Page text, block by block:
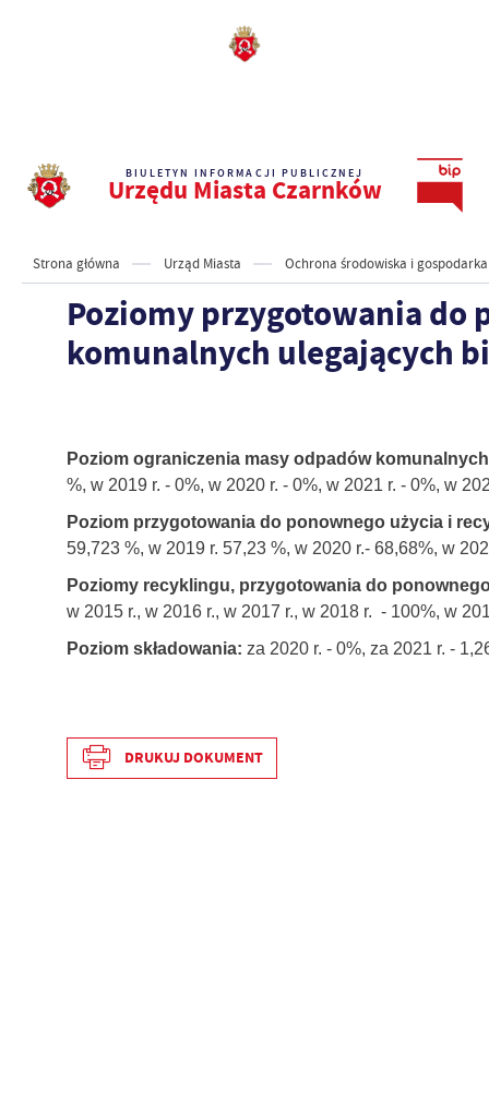
BIULETYN INFORMACJI PUBLICZNEJ
Urzędu Miasta Czarnków
Strona główna Urząd Miasta Ochrona środowiska i
Poziomy przygotowania do
komunalnych ulegających
Poziom ograniczenia masy odpadów
%, w 2019 r. - 0%, w 2020 r. - 0%, w 2021 r. - 0%, w
Poziom przygotowania do ponownego użycia i
59,723 %, w 2019 r. 57,23 %, w 2020 r.- 68,68%, w
Poziomy recyklingu, przygotowania do
w 2015 r., w 2016 r., w 2017 r., w 2018 r. - 100%, w
Poziom składowania: za 2020 r. - 0%, za 2021 r. -
Data wytworzenia
DRUKUJ DOKUMENT